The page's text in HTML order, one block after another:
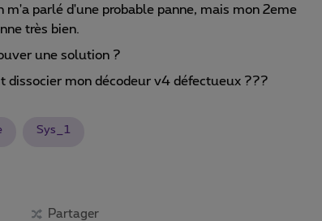
parlé d'une probable panne, mais mon 2eme
très bien.
une solution ?
dissocier mon décodeur v4 défectueux ???
Sys_1
Partager